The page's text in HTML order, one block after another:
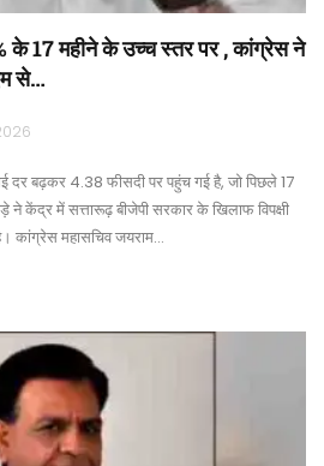
के 17 महीने के उच्च स्तर पर , कांग्रेस ने
से…
दर बढ़कर 4.38 फीसदी पर पहुंच गई है, जो पिछले 17
केंद्र में सत्तारूढ़ बीजेपी सरकार के खिलाफ विपक्षी
कांग्रेस महासचिव जयराम…